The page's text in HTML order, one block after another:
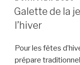
LE
Galette de la
l’hiver
Pour les fêtes
prépare